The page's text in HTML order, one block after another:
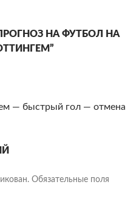
НА ФУТБОЛ НА
— быстрый гол — отмена
Обязательные поля